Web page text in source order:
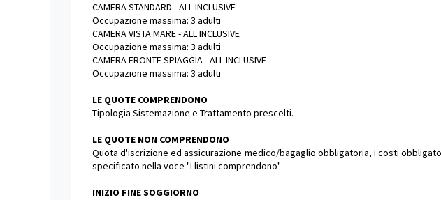
CAMERA STANDARD - ALL INCLUSIVE
Occupazione massima: 3 adulti
CAMERA VISTA MARE - ALL INCLUSIVE
Occupazione massima: 3 adulti
CAMERA FRONTE SPIAGGIA - ALL INCLUSIVE
Occupazione massima: 3 adulti
LE QUOTE COMPRENDONO
Tipologia Sistemazione e Trattamento prescelti.
LE QUOTE NON COMPRENDONO
Quota d'iscrizione ed assicurazione medico/bagaglio obbligatoria, i costi
specificato nella voce "I listini comprendono"
INIZIO FINE SOGGIORNO